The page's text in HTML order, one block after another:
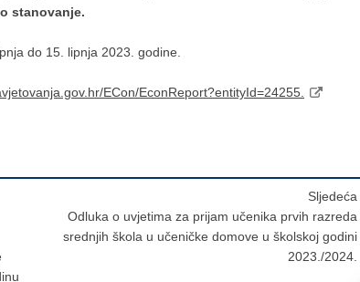
stanovanje.
do 15. lipnja 2023. godine.
ECon/EconReport?entityId=24255.
Sljedeća
Odluka o uvjetima za prijam učenika prvih razreda
srednjih škola u učeničke domove u školskoj godini
2023./2024.